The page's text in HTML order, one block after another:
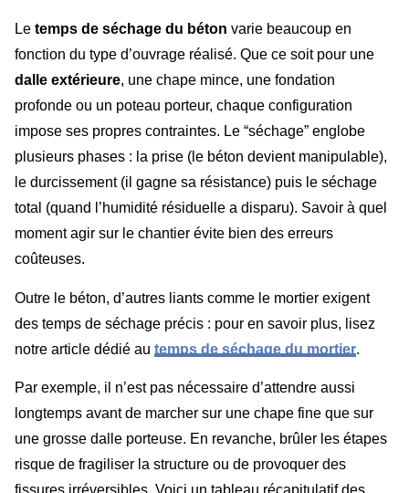
Le temps de séchage du béton varie beaucoup en
fonction du type d’ouvrage réalisé. Que ce soit pour une
dalle extérieure, une chape mince, une fondation
profonde ou un poteau porteur, chaque configuration
impose ses propres contraintes. Le “séchage” englobe
plusieurs phases : la prise (le béton devient manipulable),
le durcissement (il gagne sa résistance) puis le séchage
total (quand l’humidité résiduelle a disparu). Savoir à quel
moment agir sur le chantier évite bien des erreurs
coûteuses.
Outre le béton, d’autres liants comme le mortier exigent
des temps de séchage précis : pour en savoir plus, lisez
notre article dédié au temps de séchage du mortier.
Par exemple, il n’est pas nécessaire d’attendre aussi
longtemps avant de marcher sur une chape fine que sur
une grosse dalle porteuse. En revanche, brûler les étapes
risque de fragiliser la structure ou de provoquer des